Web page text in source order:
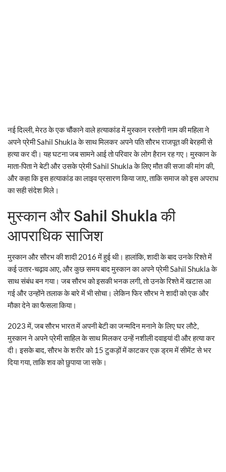
नई दिल्ली, मेरठ के एक चौंकाने वाले हत्याकांड में मुस्कान रस्तोगी नाम की महिला ने
अपने प्रेमी Sahil Shukla के साथ मिलकर अपने पति सौरभ राजपूत की बेरहमी से
हत्या कर दी। यह घटना जब सामने आई तो परिवार के लोग हैरान रह गए। मुस्कान के
माता-पिता ने बेटी और उसके प्रेमी Sahil Shukla के लिए मौत की सजा की मांग की,
और कहा कि इस हत्याकांड का लाइव प्रसारण किया जाए, ताकि समाज को इस अपराध
का सही संदेश मिले।
मुस्कान और Sahil Shukla की
आपराधिक साजिश
मुस्कान और सौरभ की शादी 2016 में हुई थी। हालांकि, शादी के बाद उनके रिश्ते में
कई उतार-चढ़ाव आए, और कुछ समय बाद मुस्कान का अपने प्रेमी Sahil Shukla के
साथ संबंध बन गया। जब सौरभ को इसकी भनक लगी, तो उनके रिश्ते में खटास आ
गई और उन्होंने तलाक के बारे में भी सोचा। लेकिन फिर सौरभ ने शादी को एक और
मौका देने का फैसला किया।
2023 में, जब सौरभ भारत में अपनी बेटी का जन्मदिन मनाने के लिए घर लौटे,
मुस्कान ने अपने प्रेमी साहिल के साथ मिलकर उन्हें नशीली दवाइयां दी और हत्या कर
दी। इसके बाद, सौरभ के शरीर को 15 टुकड़ों में काटकर एक ड्रम में सीमेंट से भर
दिया गया, ताकि शव को छुपाया जा सके।